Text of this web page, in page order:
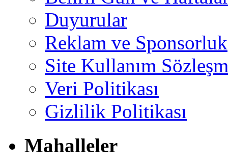
Duyurular
Reklam ve Sponsorluk
Site Kullanım
Veri Politikası
Gizlilik Politikası
Mahalleler